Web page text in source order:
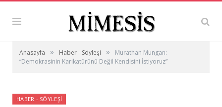
Anasayfa » Haber - Söyleşi »
Murathan Mungan:
“Demokrasinin Karikatürünü Değil Kendisini İstiyoruz”
HABER - SÖYLEŞI